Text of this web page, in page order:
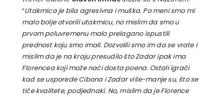
“Utakmica je bila agresivna i muška. Po meni smo mi
malo bolje otvorili utakmicu, no mislim da smo u
prvom poluvremenu malo prelagano ispustili
prednost koju smo imali. Dozvolili smo im da se vrate i
mislim da je na kraju presudilo što Zadar ipak ima
Florencea koji može naći dosta poena. Ostali igrači
kad se usporede Cibona i Zadar više-manje su, što se
tiče kvalitete, podjednaki. No, mislim da je Florence